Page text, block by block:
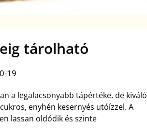
tárolható
19
a legalacsonyabb tápértéke, de kiváló
enyhén kesernyés utóízzel. A
lassan oldódik és szinte